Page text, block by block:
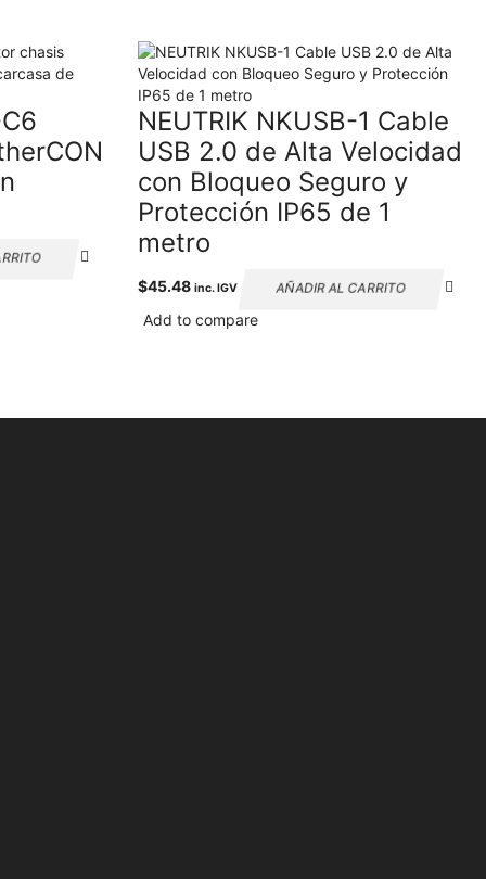
NEUTRIK NKUSB-1 Cable
USB 2.0 de Alta Velocidad
con Bloqueo Seguro y
Protección IP65 de 1
metro
$45.48 inc. IGV AÑADIR AL CARRITO
Add to compare